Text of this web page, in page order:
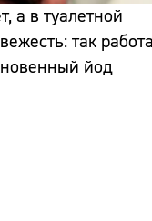
а в туалетной
так
йод